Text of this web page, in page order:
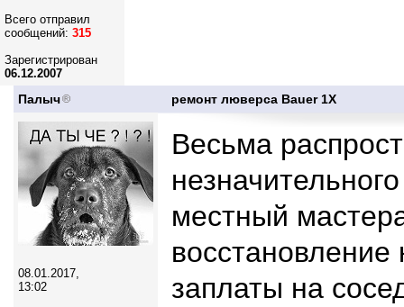
Всего отправил
сообщений: 315
Зарегистрирован
06.12.2007
Палыч ремонт люверса Bauer 1X
08.01.2017,
13:02
Весьма
местный
заплаты на